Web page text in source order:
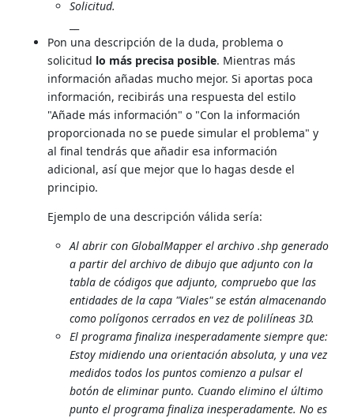
Solicitud.
Pon una descripción de la duda, problema o
solicitud lo más precisa posible. Mientras más
información añadas mucho mejor. Si aportas poca
información, recibirás una respuesta del estilo
"Añade más información" o "Con la información
proporcionada no se puede simular el problema" y
al final tendrás que añadir esa información
adicional, así que mejor que lo hagas desde el
principio.
Ejemplo de una descripción válida sería:
Al abrir con GlobalMapper el archivo .shp generado
a partir del archivo de dibujo que adjunto con la
tabla de códigos que adjunto, compruebo que las
entidades de la capa "Viales" se están almacenando
como polígonos cerrados en vez de polilíneas 3D.
El programa finaliza inesperadamente siempre que:
Estoy midiendo una orientación absoluta, y una vez
medidos todos los puntos comienzo a pulsar el
botón de eliminar punto. Cuando elimino el último
punto el programa finaliza inesperadamente. No es